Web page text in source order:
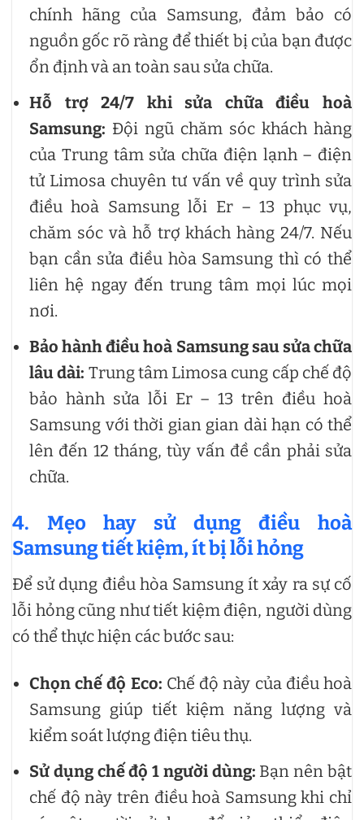
chính hãng của Samsung, đảm bảo có
nguồn gốc rõ ràng để thiết bị của bạn được
ổn định và an toàn sau sửa chữa.
Hỗ trợ 24/7 khi sửa chữađiều hoà
Samsung: Đội ngũ chăm sóc khách hàng
của Trung tâm sửa chữa điện lạnh – điện
tử Limosa chuyên tư vấn về quy trình sửa
điều hoà Samsung lỗi Er – 13 phục vụ,
chăm sóc và hỗ trợ khách hàng 24/7. Nếu
bạn cần sửa điều hòa Samsung thì có thể
liên hệ ngay đến trung tâm mọi lúc mọi
nơi.
Bảo hànhđiều hoà Samsung sau sửa chữa
lâu dài: Trung tâm Limosa cung cấp chế độ
bảo hành sửa lỗi Er – 13 trên điều hoà
Samsung với thời gian gian dài hạn có thể
lên đến 12 tháng, tùy vấn đề cần phải sửa
chữa.
4. Mẹo hay sử dụng điều hoà
Samsung tiết kiệm, ít bị lỗi hỏng
Để sử dụng điều hòa Samsung ít xảy ra sự cố
lỗi hỏng cũng như tiết kiệm điện, người dùng
có thể thực hiện các bước sau:
Chọn chế độ Eco: Chế độ này của điều hoà
Samsung giúp tiết kiệm năng lượng và
kiểm soát lượng điện tiêu thụ.
Sử dụng chế độ 1 người dùng: Bạn nên bật
chế độ này trên điều hoà Samsung khi chỉ